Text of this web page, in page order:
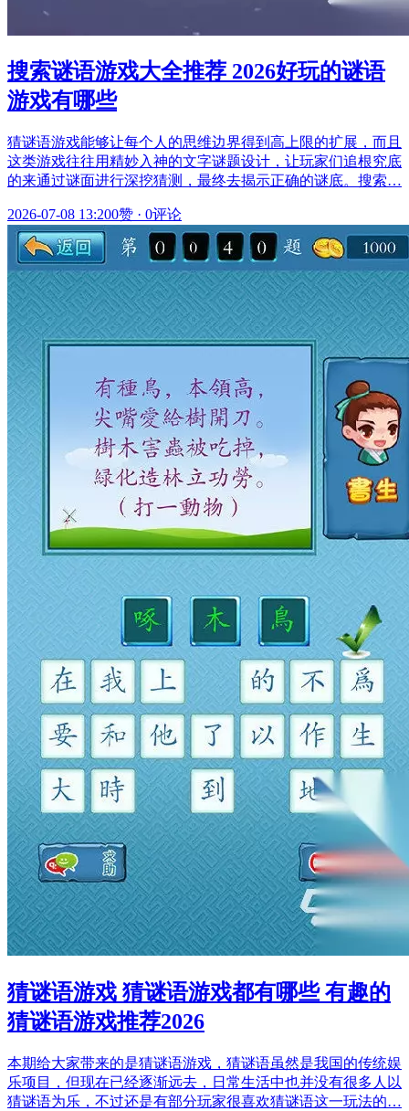
搜索谜语游戏大全推荐 2026好玩的谜语
游戏有哪些
猜谜语游戏能够让每个人的思维边界得到高上限的扩展，而且
这类游戏往往用精妙入神的文字谜题设计，让玩家们追根究底
的来通过谜面进行深挖猜测，最终去揭示正确的谜底。搜索…
2026-07-08 13:200赞 · 0评论
猜谜语游戏 猜谜语游戏都有哪些 有趣的
猜谜语游戏推荐2026
本期给大家带来的是猜谜语游戏，猜谜语虽然是我国的传统娱
乐项目，但现在已经逐渐远去，日常生活中也并没有很多人以
猜谜语为乐，不过还是有部分玩家很喜欢猜谜语这一玩法的…